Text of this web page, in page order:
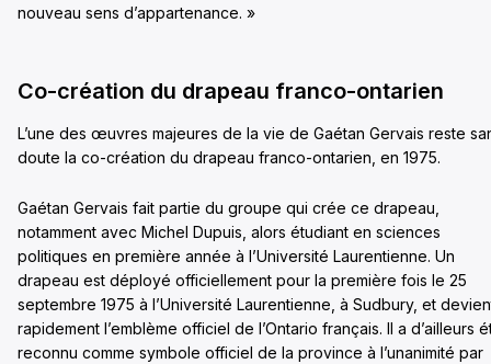
nouveau sens d’appartenance. »
Co-création du drapeau franco-ontarien
L’une des œuvres majeures de la vie de Gaétan Gervais reste
doute la co-création du drapeau franco-ontarien, en 1975.
Gaétan Gervais fait partie du groupe qui crée ce drapeau,
notamment avec Michel Dupuis, alors étudiant en sciences
politiques en première année à l’Université Laurentienne. Un
drapeau est déployé officiellement pour la première fois le 25
septembre 1975 à l’Université Laurentienne, à Sudbury, et
rapidement l’emblème officiel de l’Ontario français. Il a d’ailleurs
reconnu comme symbole officiel de la province à l’unanimité par